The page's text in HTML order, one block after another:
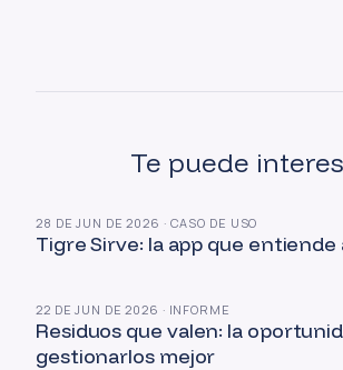
Te puede
28 DE JUN DE 2026 · CASO DE USO
Tigre Sirve: la app que entiende
22 DE JUN DE 2026 · INFORME
Residuos que valen: la
gestionarlos mejor